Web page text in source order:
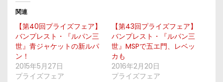
関連
【第40回プライズフェア】
バンプレスト・『ルパン三
世』青ジャケットの新ルパ
ン！
2015年5月27日
プライズフェア
【第43回プライズフェア】
バンプレスト・『ルパン三
世』MSPで五エ門、レベッ
カも
2016年2月20日
プライズフェア